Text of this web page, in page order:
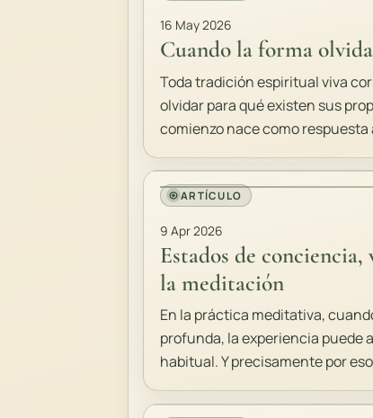
16 May 2026
Cuando la forma
Toda tradición espiritual viva
olvidar para qué existen sus
comienzo nace como respuesta
ARTÍCULO
9 Apr 2026
Estados de
la meditación
En la práctica meditativa,
profunda, la experiencia puede
habitual. Y precisamente por